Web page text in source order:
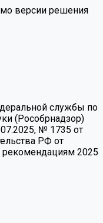
версии решения
службы по
(Рособрнадзор)
№ 1735 от
РФ от
2025